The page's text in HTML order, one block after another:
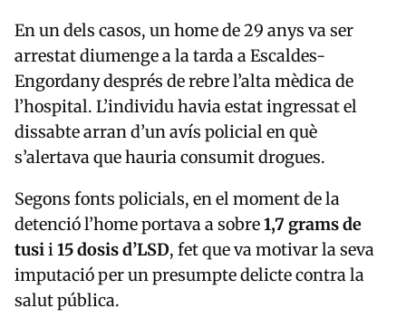
En un dels casos, un home de 29 anys va ser
arrestat diumenge a la tarda aEscaldes-
Engordanydesprés de rebre l’alta mèdica de
l’hospital. L’individu havia estat ingressat el
dissabte arran d’un avís policial en què
s’alertava que hauria consumit drogues.
Segons fonts policials, en el moment de la
detenció l’home portava a sobre1,7 grams de
tusii15 dosis d’LSD, fet que va motivar la seva
imputació per un presumpte delicte contra la
salut pública.